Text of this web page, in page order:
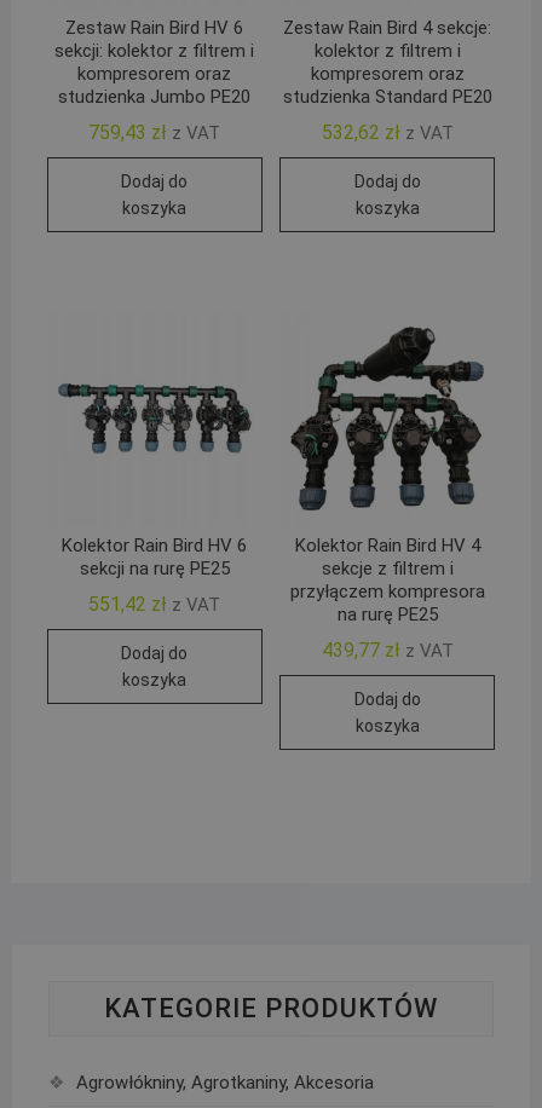
Zestaw Rain Bird HV 6
sekcji: kolektor z filtrem i
kompresorem oraz
studzienka Jumbo PE20
759,43 zł z VAT
Dodaj do
koszyka
Zestaw Rain Bird 4 sekcje:
kolektor z filtrem i
kompresorem oraz
studzienka Standard PE20
532,62 zł z VAT
Dodaj do
koszyka
Kolektor Rain Bird HV 6
sekcji na rurę PE25
551,42 zł z VAT
Dodaj do
koszyka
Kolektor Rain Bird HV 4
sekcje z filtrem i
przyłączem kompresora
na rurę PE25
439,77 zł z VAT
Dodaj do
koszyka
KATEGORIE PRODUKTÓW
Agrowłókniny, Agrotkaniny, Akcesoria